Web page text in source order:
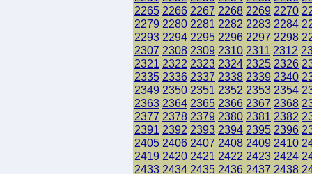
2265 2266 2267 2268 2269 2270
2279 2280 2281 2282 2283 2284
2293 2294 2295 2296 2297 2298
2307 2308 2309 2310 2311 2312
2321 2322 2323 2324 2325 2326
2335 2336 2337 2338 2339 2340
2349 2350 2351 2352 2353 2354
2363 2364 2365 2366 2367 2368
2377 2378 2379 2380 2381 2382
2391 2392 2393 2394 2395 2396
2405 2406 2407 2408 2409 2410
2419 2420 2421 2422 2423 2424
2433 2434 2435 2436 2437 2438